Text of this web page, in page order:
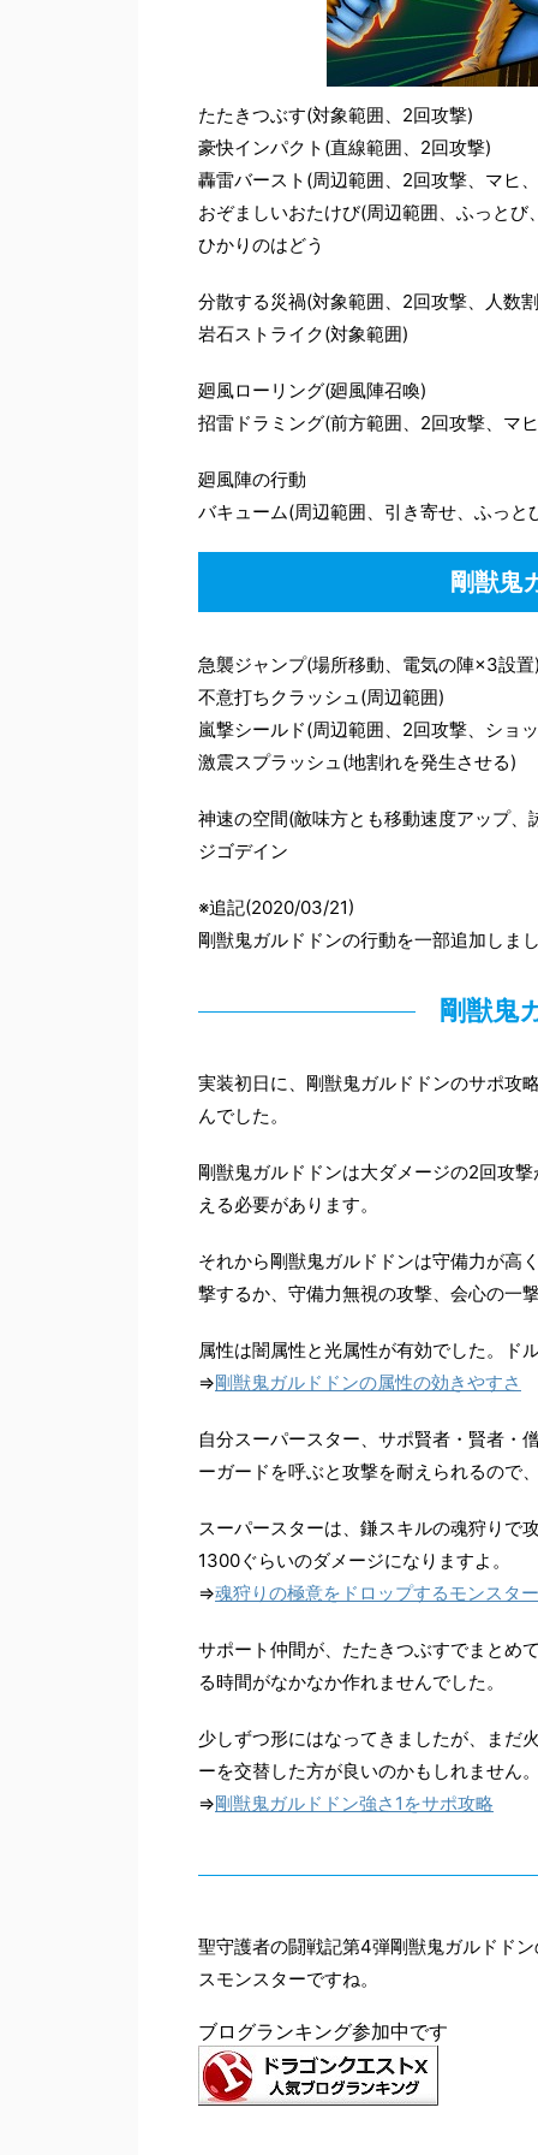
たたきつぶす(対象範囲、2回攻撃)
豪快インパクト(直線範囲、2回攻撃)
轟雷バースト(周辺範囲、2回攻撃、マヒ
おぞましいおたけび(周辺範囲、ふっとび
ひかりのはどう
分散する災禍(対象範囲、2回攻撃、人数
岩石ストライク(対象範囲)
廻風ローリング(廻風陣召喚)
招雷ドラミング(前方範囲、2回攻撃、マ
廻風陣の行動
バキューム(周辺範囲、引き寄せ、ふっと
剛獣鬼
急襲ジャンプ(場所移動、電気の陣×3設置
不意打ちクラッシュ(周辺範囲)
嵐撃シールド(周辺範囲、2回攻撃、ショ
激震スプラッシュ(地割れを発生させる)
神速の空間(敵味方とも移動速度アップ
ジゴデイン
※追記(2020/03/21)
剛獣鬼ガルドドンの行動を一部追加しま
剛獣鬼
実装初日に、剛獣鬼ガルドドンのサポ攻
んでした。
剛獣鬼ガルドドンは大ダメージの2回攻
える必要があります。
それから剛獣鬼ガルドドンは守備力が高
撃するか、守備力無視の攻撃、会心の一
属性は闇属性と光属性が有効でした。ド
⇒剛獣鬼ガルドドンの属性の効きやすさ
自分スーパースター、サポ賢者・賢者・
ーガードを呼ぶと攻撃を耐えられるので
スーパースターは、鎌スキルの魂狩りで
1300ぐらいのダメージになりますよ。
⇒魂狩りの極意をドロップするモンスター
サポート仲間が、たたきつぶすでまとめ
る時間がなかなか作れませんでした。
少しずつ形にはなってきましたが、まだ
ーを交替した方が良いのかもしれません
⇒剛獣鬼ガルドドン強さ1をサポ攻略
聖守護者の闘戦記第4弾剛獣鬼ガルドド
スモンスターですね。
ブログランキング参加中です